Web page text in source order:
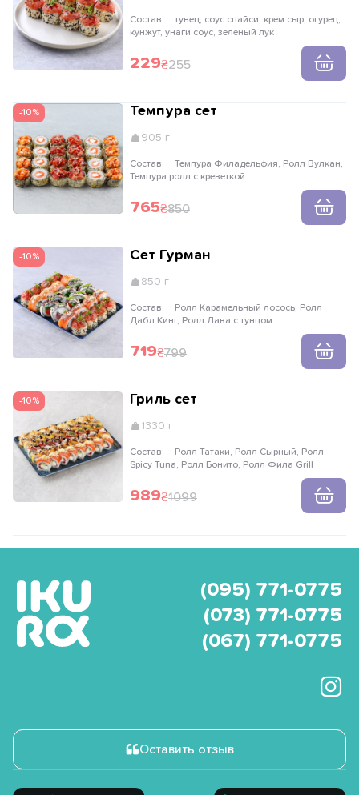
Состав:
кунжут, унаги соус, зеленый лук
229 255
-10% Темпура сет
905 г
Состав:
Темпура ролл с креветкой
765 850
-10% Сет Гурман
850 г
Состав:
Дабл Кинг, Ролл Лава с тунцом
719 799
-10% Гриль сет
1330 г
Состав:
Spicy Tuna, Ролл Бонито, Ролл Фила Grill
989 1099
(095) 771-0775
(073) 771-0775
(067) 771-0775
Оставить отзыв